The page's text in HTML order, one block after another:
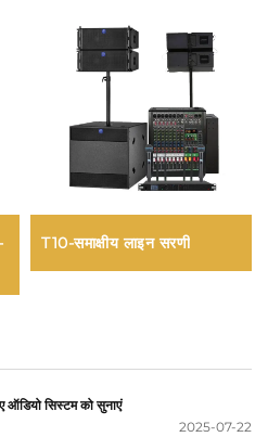
T10-समाक्षीय लाइन सरणी
ऑडियो सिस्टम को सुनाएं
2025-07-22